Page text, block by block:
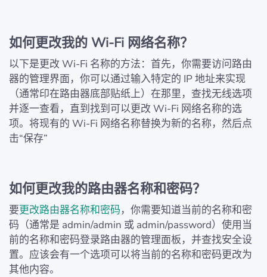
如何更改我的 Wi‑Fi 网络名称？
以下是更改 Wi‑Fi 名称的方法：首先，你需要访问路由
器的管理界面，你可以通过输入特定的 IP 地址来实现
（通常印在路由器底部贴纸上）在那里，查找无线选项
并逐一查看，直到找到可以更改 Wi‑Fi 网络名称的选
项。将现有的 Wi‑Fi 网络名称替换为新的名称，然后点
击“保存”
如何更改我的路由器名称和密码？
要更改路由器名称和密码，你需要知道当前的名称和密
码（通常是 admin/admin 或 admin/password）使用当
前的名称和密码登录路由器的管理面板，并查找安全设
置。应该会有一个选项可以将当前的名称和密码更改为
其他内容。